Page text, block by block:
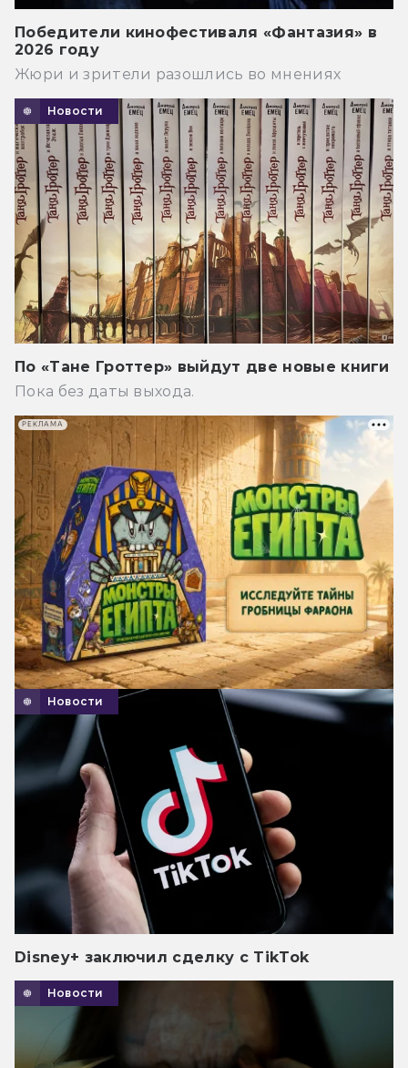
Победители кинофестиваля «Фантазия» в
2026 году
Жюри и зрители разошлись во мнениях
Новости
По «Тане Гроттер» выйдут две новые книги
Пока без даты выхода.
Новости
Disney+ заключил сделку с TikTok
Новости
РЕКЛАМА